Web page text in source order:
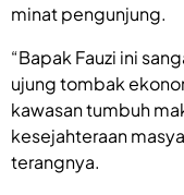
minat pengunjung.
“Bapak Fauzi ini
ujung tombak
kawasan tumbuh
kesejahteraan
terangnya.